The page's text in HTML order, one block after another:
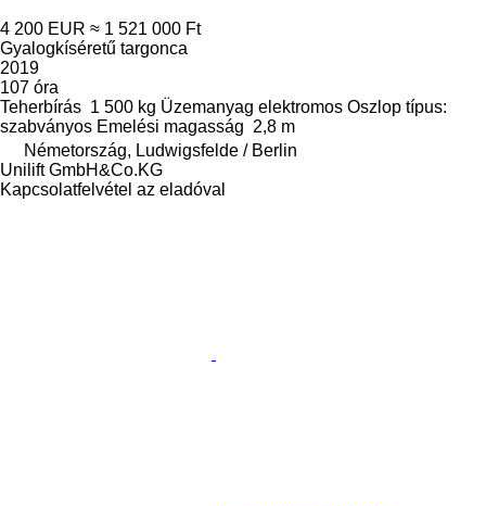
4 200 EUR ≈ 1 521 000 Ft
Gyalogkíséretű targonca
2019
107 óra
Teherbírás 1 500 kg Üzemanyag elektromos Oszlop típus:
szabványos Emelési magasság 2,8 m
Németország, Ludwigsfelde / Berlin
Unilift GmbH&Co.KG
Kapcsolatfelvétel az eladóval